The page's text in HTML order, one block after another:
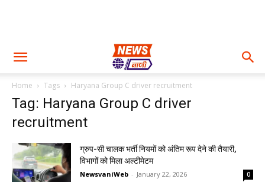
Home Tags Haryana Group C driver recruitment
Tag: Haryana Group C driver
recruitment
ग्रुप-सी चालक भर्ती नियमों को अंतिम रूप देने की तैयारी,
विभागों को मिला अल्टीमेटम
NewsvaniWeb - January 22, 2026 0